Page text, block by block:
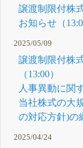
譲渡制限付株
お知らせ（
2025/05/09
譲渡制限付株
（13:00）
人事異動に関
当社株式の大
の対応方針)の
2025/04/24